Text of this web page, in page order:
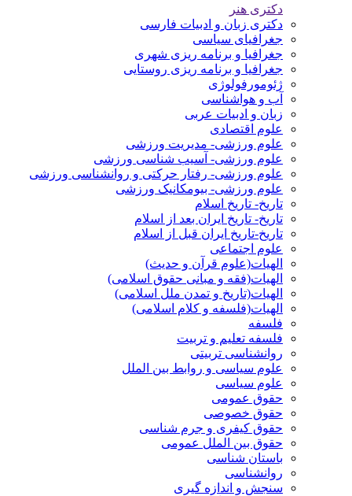
دکتری هنر
دکتری زبان و ادبیات فارسی
جغرافیای سیاسی
جغرافیا و برنامه ریزی شهری
جغرافیا و برنامه ریزی روستایی
ژئومورفولوژی
آب و هواشناسی
زبان و ادبیات عربی
علوم اقتصادی
علوم ورزشی- مدیریت ورزشی
علوم ورزشی- آسیب شناسی ورزشی
علوم ورزشی- رفتار حرکتی و روانشناسی ورزشی
علوم ورزشی- بیومکانیک ورزشی
تاریخ- تاریخ اسلام
تاریخ- تاریخ ایران بعد از اسلام
تاریخ-تاریخ ایران قبل از اسلام
علوم اجتماعی
الهیات(علوم قرآن و حدیث)
الهیات(فقه و مبانی حقوق اسلامی)
الهیات(تاریخ و تمدن ملل اسلامی)
الهیات(فلسفه و کلام اسلامی)
فلسفه
فلسفه تعلیم و تربیت
روانشناسی تربیتی
علوم سیاسی و روابط بین الملل
علوم سیاسی
حقوق عمومی
حقوق خصوصی
حقوق کیفری و جرم شناسی
حقوق بین الملل عمومی
باستان شناسی
روانشناسی
سنجش و اندازه گیری